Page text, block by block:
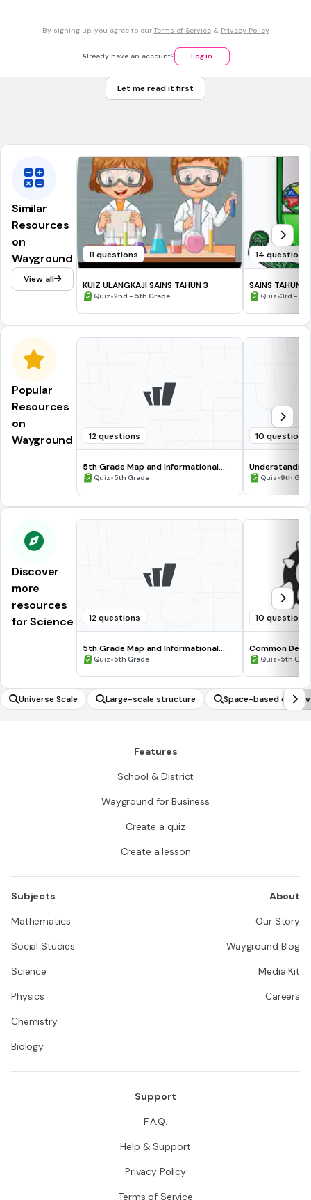
By signing up, you agree to our Terms of Service& Privacy Policy
Already have an account? Log in
Let me read it first
Similar
Resources
on
Wayground
View all
11 questions
KUIZ ULANGKAJI SAINS TAHUN 3
Quiz•2nd - 5th Grade
14 questions
SAINS TAHUN
Quiz•3rd -
Popular
Resources
on
Wayground
12 questions
5th Grade Map and Informational
Processing Skills
Quiz•5th Grade
10 questions
Quiz•9th
Discover
more
resources
for Science
12 questions
5th Grade Map and Informational
Processing Skills
Quiz•5th Grade
10 questions
Common
Quiz•5th
Universe Scale Large-scale structure Space-based
Features
School & District
Wayground for Business
Create a quiz
Create a lesson
Subjects
Mathematics
Social Studies
Science
Physics
Chemistry
Biology
About
Our Story
Wayground Blog
Media Kit
Careers
Support
F.A.Q.
Help & Support
Privacy Policy
Terms of Service